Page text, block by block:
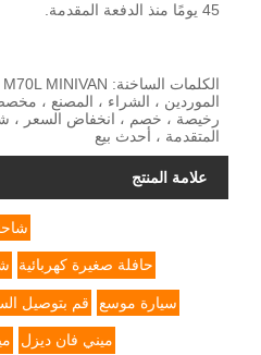
45 يومًا منذ الدفعة المقدمة.
الموردين ، الشراء ، المصنع ،
رخيصة ، خصم ، انخفاض السعر ،
المتقدمة ، أحدث بيع
علامة المنتج
حافلة صغيرة كهربائية
قم بتوصيل سيارة موسع
ميني فان ديزل